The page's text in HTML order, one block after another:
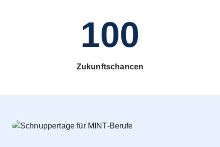
100
Zukunftschancen